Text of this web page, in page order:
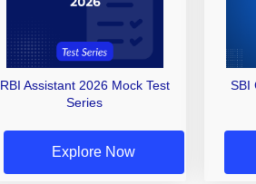
RBI Assistant 2026 Mock Test
Series
Explore Now
SBI